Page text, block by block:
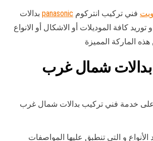
فني تركيب انتركوم panasonic بدالات
كافة الموديلات أو الاشكال أو الانواع
هذه الماركة المميزة
شمال غرب
خدمة فني تركيب بدالات شمال غرب
و التي تنطبق عليها المواصفات